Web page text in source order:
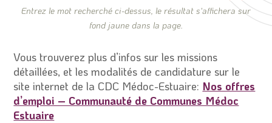
Entrez le mot recherché ci-dessus, le résultat s'affichera sur
fond jaune dans la page.
Vous trouverez plus d’infos sur les missions
détaillées, et les modalités de candidature sur le
site internet de la CDC Médoc-Estuaire: Nos offres
d’emploi – Communauté de Communes Médoc
Estuaire